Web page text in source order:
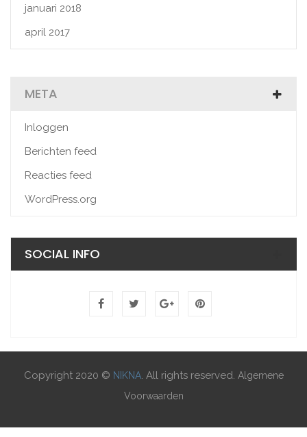
januari 2018
april 2017
META
Inloggen
Berichten feed
Reacties feed
WordPress.org
SOCIAL INFO
Copyright 2020 © NIKNA. All rights reserved. Algemene
Voorwaarden